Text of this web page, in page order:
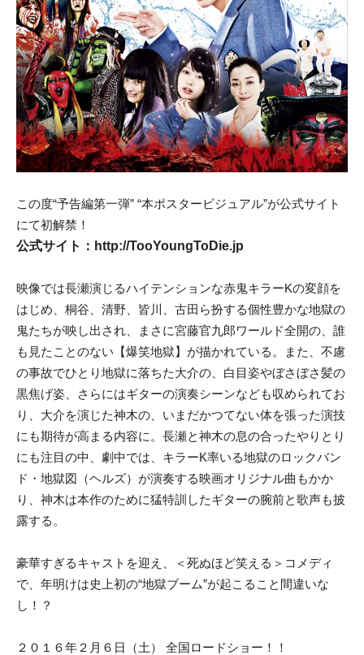
この度“予告編第一弾” “本ポスタービジュアル”が公式サイト
にて初解禁！
公式サイト：http://TooYoungToDie.jp
映像では長瀬演じるハイテンションな赤鬼キラーKの変顔を
はじめ、桐谷、清野、皆川、古田ら扮する個性豊かな地獄の
鬼たちが映し出され、まさに宮藤官九郎ワールド全開の、誰
も見たことのない【爆笑地獄】が描かれている。また、不慮
の事故でひとり地獄に落ちた大介の、白目姿やぼさぼさ髪の
黒焦げ姿、さらにはギターの演奏シーンなども収められてお
り、大介を演じた神木の、いまだかつてない体を張った演技
にも期待が高まる内容に。長瀬と神木の息の合ったやりとり
にも注目の中、劇中では、キラーK率いる地獄のロックバン
ド・地獄図（ヘルズ）が演奏する映画オリジナル曲もかか
り、神木は本作のために猛特訓したギターの腕前と歌声も披
露する。
豪華すぎるキャストを迎え、＜死ぬほど笑える＞コメディ
で、年明けは史上初の“地獄ブーム”が起こること間違いな
し！？
２０１６年２月６日（土） 全国ロードショー！！